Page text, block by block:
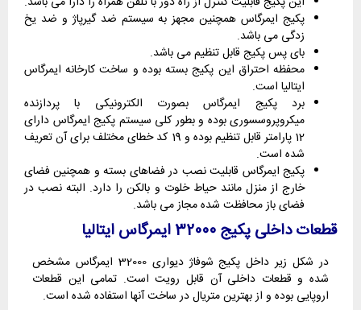
پکیج ایمرگاس همچنین مجهز به سیستم ضد گیرپاژ و ضد یخ
زدگی می باشد.
بای پس پکیج قابل تنظیم می باشد.
محفظه احتراق این پکیج بسته بوده و ساخت کارخانه ایمرگاس
ایتالیا است.
برد پکیج ایمرگاس بصورت الکترونیکی با پردازنده
میکروپروسسوری بوده و بطور کلی سیستم پکیج ایمرگاس دارای
12 پارامتر قابل تنظیم بوده و 19 کد خطای مختلف برای آن تعریف
شده است.
پکیج ایمرگاس قابلیت نصب در فضاهای بسته و همچنین فضای
خارج از منزل مانند حیاط خلوت و بالکن را دارد. البته نصب در
فضای باز محافظت شده مجاز می باشد.
قطعات داخلی پکیج 32000 ایمرگاس ایتالیا
در شکل زیر داخل پکیج شوفاژ دیواری 32000 ایمرگاس مشخص
شده و قطعات داخلی آن قابل رویت است. تمامی این قطعات
اروپایی بوده و از بهترین متریال در ساخت آنها استفاده شده است.